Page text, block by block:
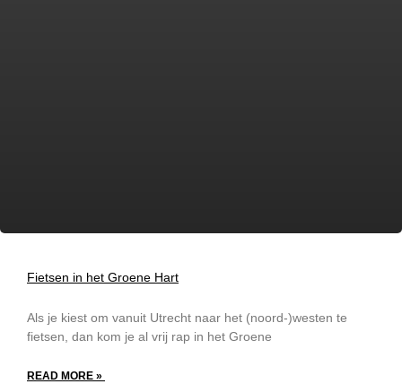
Fietsen in het Groene Hart
Als je kiest om vanuit Utrecht naar het (noord-)westen te
fietsen, dan kom je al vrij rap in het Groene
READ MORE »